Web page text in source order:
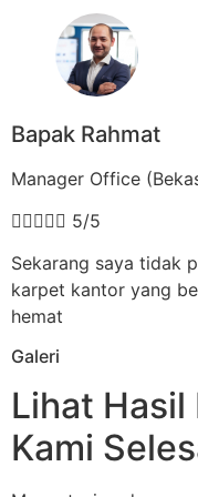
Bapak Rahmat
Manager Office
 5/5
Sekarang saya tidak
karpet kantor yang
hemat
Galeri
Lihat Hasil
Kami